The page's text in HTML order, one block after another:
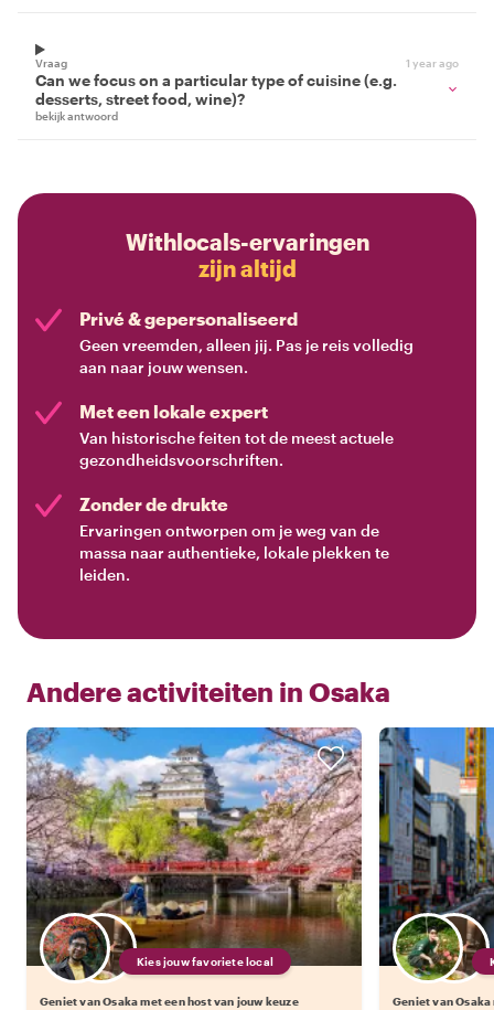
Vraag 1 year ago
Can we focus on a particular type of cuisine (e.g.
desserts, street food, wine)?
bekijk antwoord
Withlocals-ervaringen
zijn altijd
Privé & gepersonaliseerd
Geen vreemden, alleen jij. Pas je reis volledig
aan naar jouw wensen.
Met een lokale expert
Van historische feiten tot de meest actuele
gezondheidsvoorschriften.
Zonder de drukte
Ervaringen ontworpen om je weg van de
massa naar authentieke, lokale plekken te
leiden.
Andere activiteiten in Osaka
Kies jouw favoriete local
Geniet van Osaka met een host van jouw keuze Geniet van